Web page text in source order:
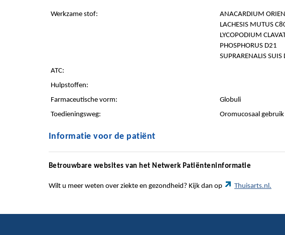
Werkzame stof:
ANACARDIUM
LACHESIS MUTUS
LYCOPODIUM
PHOSPHORUS D21
SUPRARENALIS SUIS
ATC:
Hulpstoffen:
Farmaceutische vorm:
Globuli
Toedieningsweg:
Oromucosaal gebruik
Informatie voor de patiënt
Betrouwbare websites van het Netwerk Patiënteninformatie
Wilt u meer weten over ziekte en gezondheid? Kijk dan op Thuisarts.nl.